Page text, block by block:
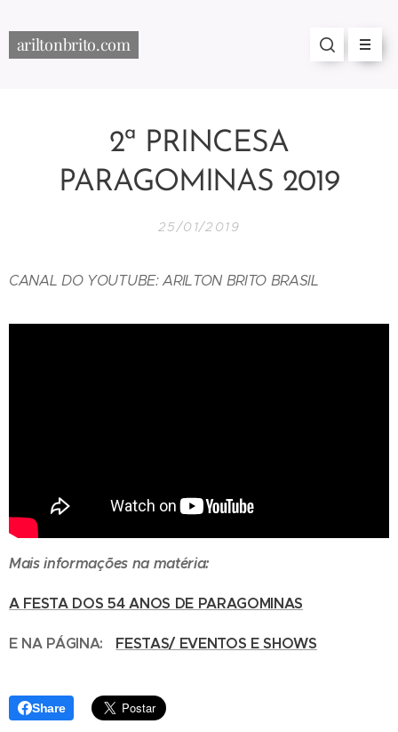
ariltonbrito.com
2ª PRINCESA
PARAGOMINAS 2019
25/01/2019
CANAL DO YOUTUBE: ARILTON BRITO BRASIL
Mais informações na matéria:
A FESTA DOS 54 ANOS DE PARAGOMINAS
E NA PÁGINA: FESTAS/ EVENTOS E SHOWS
Share